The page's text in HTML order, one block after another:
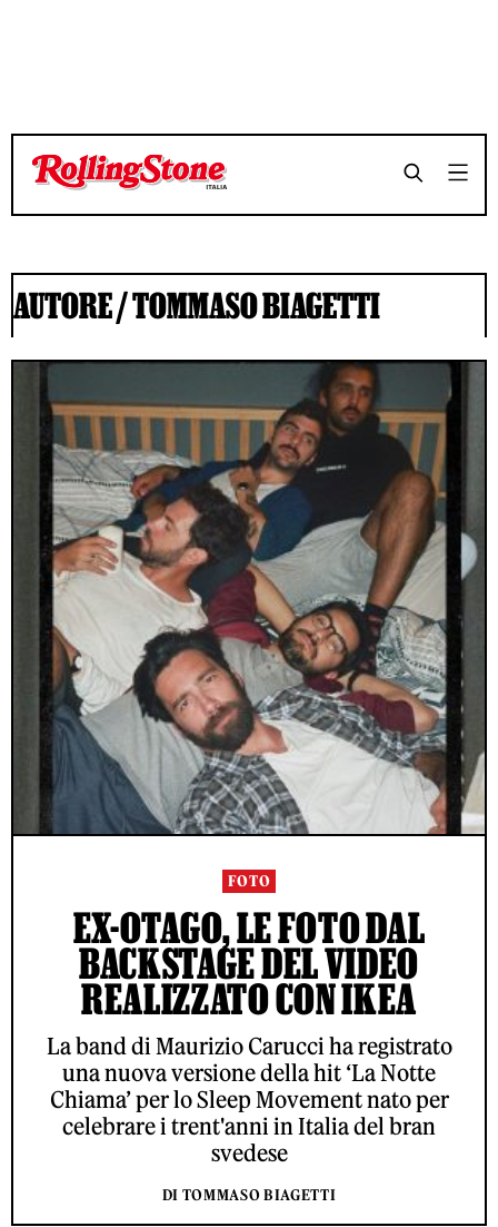
AUTORE /TOMMASO BIAGETTI
FOTO
EX-OTAGO, LE FOTO DAL
BACKSTAGE DEL VIDEO
REALIZZATO CON IKEA
La band di Maurizio Carucci ha registrato
una nuova versione della hit ‘La Notte
Chiama’ per lo Sleep Movement nato per
celebrare i trent'anni in Italia del bran
svedese
DI TOMMASO BIAGETTI